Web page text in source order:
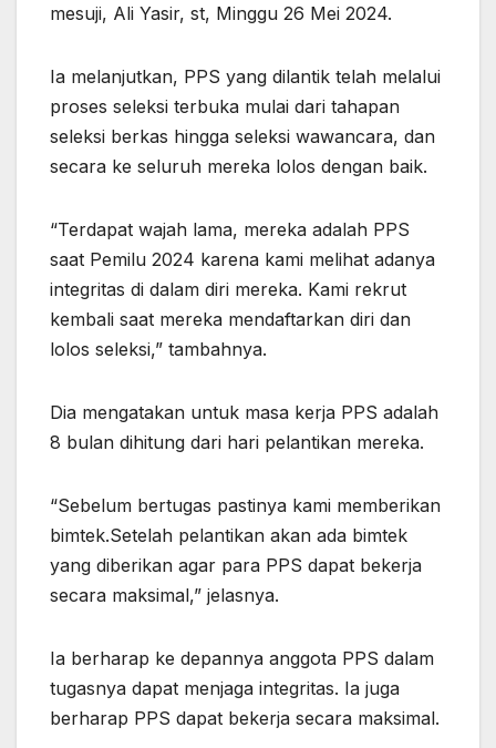
mesuji, Ali Yasir, st, Minggu 26 Mei 2024.
Ia melanjutkan, PPS yang dilantik telah melalui
proses seleksi terbuka mulai dari tahapan
seleksi berkas hingga seleksi wawancara, dan
secara ke seluruh mereka lolos dengan baik.
“Terdapat wajah lama, mereka adalah PPS
saat Pemilu 2024 karena kami melihat adanya
integritas di dalam diri mereka. Kami rekrut
kembali saat mereka mendaftarkan diri dan
lolos seleksi,” tambahnya.
Dia mengatakan untuk masa kerja PPS adalah
8 bulan dihitung dari hari pelantikan mereka.
“Sebelum bertugas pastinya kami memberikan
bimtek.Setelah pelantikan akan ada bimtek
yang diberikan agar para PPS dapat bekerja
secara maksimal,” jelasnya.
Ia berharap ke depannya anggota PPS dalam
tugasnya dapat menjaga integritas. Ia juga
berharap PPS dapat bekerja secara maksimal.